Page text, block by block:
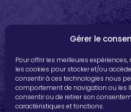
Gérer le
Pour offrir les meilleures
les cookies pour stocker et/ou
consentir à ces technologies nous
comportement de navigation ou les
consentir ou de retirer son
caractéristiques et fonctions.